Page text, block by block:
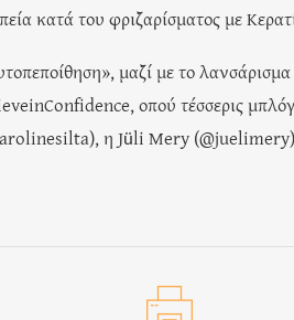
κατά του φριζαρίσματος με
μαζί με το
οπού τέσσερις
η Jüli Mery